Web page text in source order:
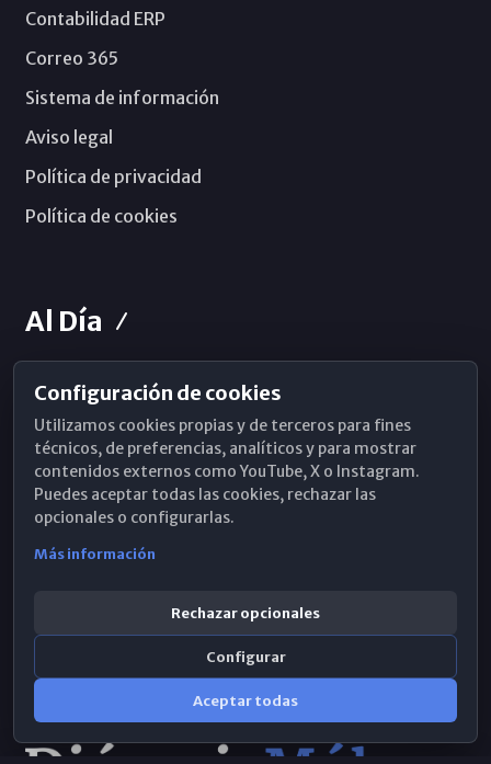
Contabilidad ERP
Correo 365
Sistema de información
Aviso legal
Política de privacidad
Política de cookies
Al Día
Horarios de Misa
Hemeroteca
WhatsApp
Configuración de cookies
Utilizamos cookies propias y de terceros para fines
técnicos, de preferencias, analíticos y para mostrar
contenidos externos como YouTube, X o Instagram.
Puedes aceptar todas las cookies, rechazar las
opcionales o configurarlas.
Más información
Rechazar opcionales
Configurar
Aceptar todas